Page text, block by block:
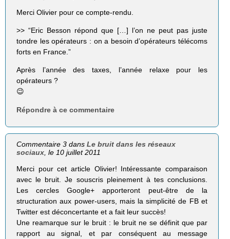
Merci Olivier pour ce compte-rendu.
>> “Eric Besson répond que […] l’on ne peut pas juste
tondre les opérateurs : on a besoin d’opérateurs télécoms
forts en France.”
Après l’année des taxes, l’année relaxe pour les
opérateurs ?
😉
Répondre à ce commentaire
Commentaire 3 dansLe bruit dans les réseaux
sociaux , le 10 juillet 2011
Merci pour cet article Olivier! Intéressante comparaison
avec le bruit. Je souscris pleinement à tes conclusions.
Les cercles Google+ apporteront peut-être de la
structuration aux power-users, mais la simplicité de FB et
Twitter est déconcertante et a fait leur succès!
Une reamarque sur le bruit : le bruit ne se définit que par
rapport au signal, et par conséquent au message